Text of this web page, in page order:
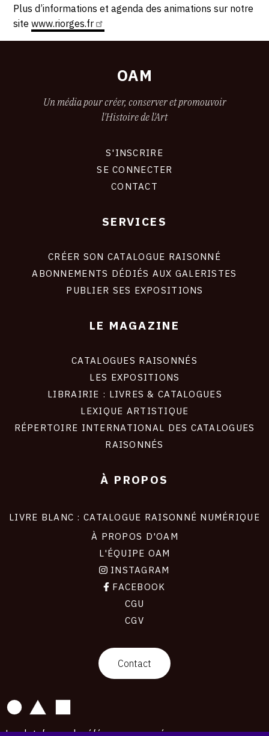
Plus d’informations et agenda des animations sur notre
sitewww.riorges.fr
OAM
Un média pour créer, conserver et promouvoir
l'Histoire de l'Art
S'INSCRIRE
SE CONNECTER
CONTACT
SERVICES
CRÉER SON CATALOGUE RAISONNÉ
ABONNEMENTS DÉDIÉS AUX GALERISTES
PUBLIER SES EXPOSITIONS
LE MAGAZINE
CATALOGUES RAISONNÉS
LES EXPOSITIONS
LIBRAIRIE : LIVRES & CATALOGUES
LEXIQUE ARTISTIQUE
RÉPERTOIRE INTERNATIONAL DES CATALOGUES
RAISONNÉS
À PROPOS
LIVRE BLANC : CATALOGUE RAISONNÉ NUMÉRIQUE
À PROPOS D'OAM
L'ÉQUIPE OAM
INSTAGRAM
FACEBOOK
CGU
CGV
Contact
La plateforme de référence pour créer,